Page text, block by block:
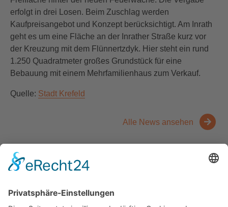
erfolgt in drei Losen. Beim Zuschlag werden
Kaufpreisangebot und Konzept berücksichtigt. Am Inrath
geht es um eine Fläche an der Inrather Straße kurz vor
der Kreuzung mit dem Flünnertzdyk. Hier steht ein rund
1.250 Quadratmeter großes Grundstück für eine
Bebauung mit einem Mehrfamilienhaus zum Verkauf.
Quelle: Stadt Krefeld
Alle News ansehen